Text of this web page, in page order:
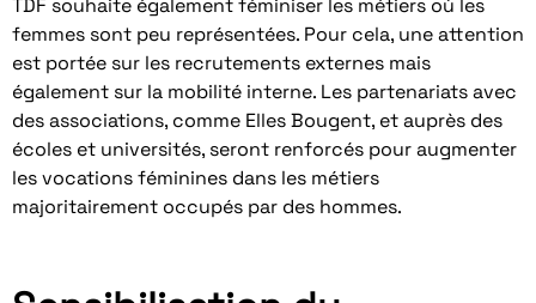
femmes sont peu représentées. Pour cela, une attention
est portée sur les recrutements externes mais
également sur la mobilité interne. Les partenariats avec
des associations, comme Elles Bougent, et auprès des
écoles et universités, seront renforcés pour augmenter
les vocations féminines dans les métiers
majoritairement occupés par des hommes.